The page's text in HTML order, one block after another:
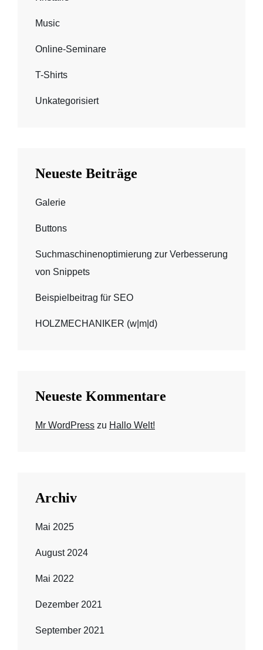
Music
Online-Seminare
T-Shirts
Unkategorisiert
Neueste Beiträge
Galerie
Buttons
Suchmaschinenoptimierung zur Verbesserung
von Snippets
Beispielbeitrag für SEO
HOLZMECHANIKER (w|m|d)
Neueste Kommentare
Mr WordPress zu Hallo Welt!
Archiv
Mai 2025
August 2024
Mai 2022
Dezember 2021
September 2021